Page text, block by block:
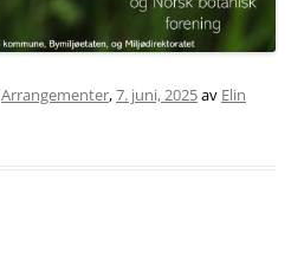
Arrangementer,7. juni, 2025av Elin